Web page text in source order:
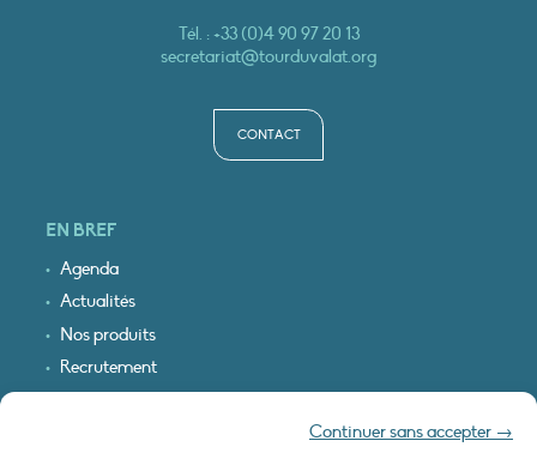
Continuer sans accepter →
Tél. :+33 (0)4 90 97 20 13
secretariat@tourduvalat.org
CONTACT
EN BREF
Agenda
Actualités
Nos produits
Recrutement